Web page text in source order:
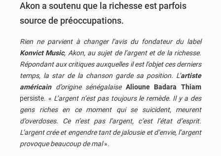
Akon a soutenu que la richesse est parfois
source de préoccupations.
Rien ne parvient à changer l’avis du fondateur du label
Konvict Music, Akon, au sujet de l’argent et de la richesse.
Répondant aux critiques auxquelles il est l’objet ces derniers
temps, la star de la chanson garde sa position. L’artiste
américaind’origine sénégalaise Alioune Badara Thiam
persiste. « L’argent n’est pas toujours le remède. Il y a des
gens riches en ce moment qui se suicident, meurent
d’overdoses. Ce n’est pas l’argent, c’est l’état d’esprit.
L’argent crée et engendre tant de jalousie et d’envie, l’argent
provoque beaucoup de mal».